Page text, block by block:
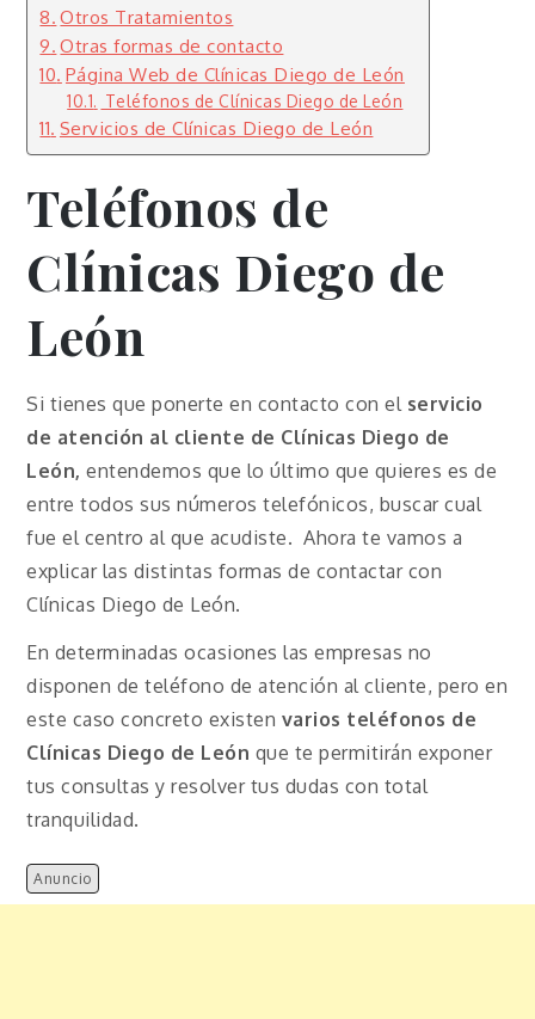
Otros Tratamientos
Otras formas de contacto
Página Web de Clínicas Diego de León
Teléfonos de Clínicas Diego de León
Servicios de Clínicas Diego de León
Teléfonos de
Clínicas Diego de
León
Si tienes que ponerte en contacto con el servicio
de atención al cliente de Clínicas Diego de
León, entendemos que lo último que quieres es de
entre todos sus números telefónicos, buscar cual
fue el centro al que acudiste. Ahora te vamos a
explicar las distintas formas de contactar con
Clínicas Diego de León.
En determinadas ocasiones las empresas no
disponen de teléfono de atención al cliente, pero en
este caso concreto existen varios teléfonos de
Clínicas Diego de León que te permitirán exponer
tus consultas y resolver tus dudas con total
tranquilidad.
Anuncio